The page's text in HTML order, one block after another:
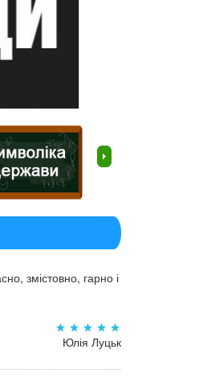
змістовно, гарно і
Юлія Луцьк